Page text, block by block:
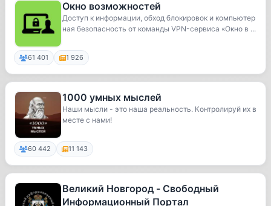
Окно возможностей
Доступ к информации, обход блокировок и компьютер
ная безопасность от команды VPN-сервиса «Окно в ...
61 401 1 926
1000 умных мыслей
Наши мысли - это наша реальность. Контролируй их в
месте с нами!
60 442 11 143
Великий Новгород - Свободный
Информационный Портал